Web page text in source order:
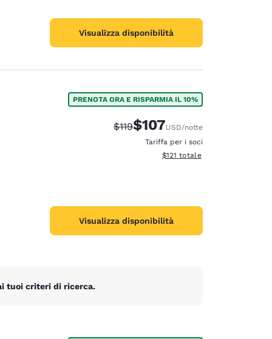
Visualizza disponibilità
PRENOTA ORA E RISPARMIA IL 10%
Tariffa di barratura:
$119Tariffa scontata:
$107USD/notte
Tariffa per i soci
Visualizza i dettagli totali
$121 totale
Visualizza disponibilità
tuoi criteri di ricerca.